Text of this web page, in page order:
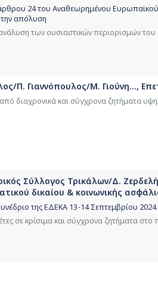
24 του Αναθεωρημένου
απόλυση
των ουσιαστικών περιορισμών
Π. Γιαννόπουλος/Μ. Γιούνη...,
διαχρονικά και σύγχρονα ζητήματα
Σύλλογος Τρικάλων/Δ.
δικαίου & κοινωνικής
της ΕΔΕΚΑ 13-14 Σεπτεμβρίου 2024
σε κρίσιμα και σύγχρονα ζητήματα